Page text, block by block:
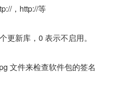
，http://等
更新库，0 表示不启用。
文件来检查软件包的签名